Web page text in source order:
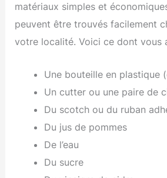
matériaux simples et
peuvent être trouvés facilement
votre localité. Voici ce dont vous
Une bouteille en plastique
Un cutter ou une paire de
Du scotch ou du ruban
Du jus de pommes
De l’eau
Du sucre